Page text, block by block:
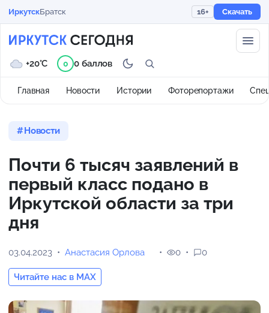
ИркутскБратск 16+ Скачать
Главная Новости Истории Фоторепортажи
+20°C 0 0 баллов
Новости
Почти 6 тысяч заявлений в
первый класс подано в
Иркутской области за три
дня
03.04.2023 Анастасия Орлова
Читайте нас в MAX
0 0